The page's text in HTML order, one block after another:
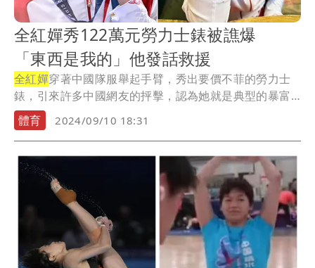
全紅嬋秀122萬元勞力士錶被譙爆
「東西是我的」他發話救援
全紅嬋穿著中國隊服舉起手臂，秀出要價不菲的勞力士
錶，引來許多中國網友的抨擊，認為她就是典型的暴富
土豪...
體育 2024/09/10 18:31